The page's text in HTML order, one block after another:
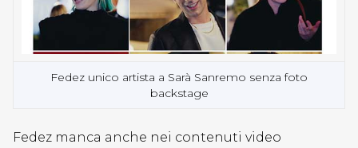
Fedez unico artista a Sarà Sanremo senza foto
backstage
Fedez manca anche nei contenuti video